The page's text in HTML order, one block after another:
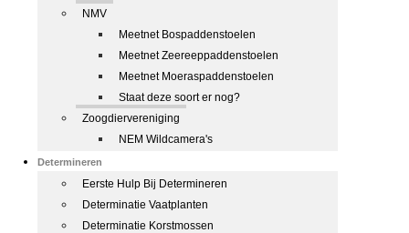
NMV
Meetnet Bospaddenstoelen
Meetnet Zeereeppaddenstoelen
Meetnet Moeraspaddenstoelen
Staat deze soort er nog?
Zoogdiervereniging
NEM Wildcamera's
Determineren
Eerste Hulp Bij Determineren
Determinatie Vaatplanten
Determinatie Korstmossen